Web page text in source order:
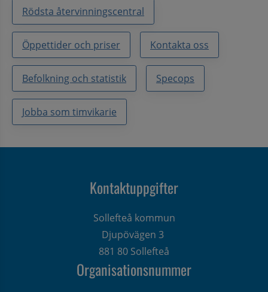
Rödsta återvinningscentral
Öppettider och priser Kontakta oss
Befolkning och statistik Specops
Jobba som timvikarie
Kontaktuppgifter
Sollefteå kommun
Djupövägen 3
881 80 Sollefteå
Organisationsnummer